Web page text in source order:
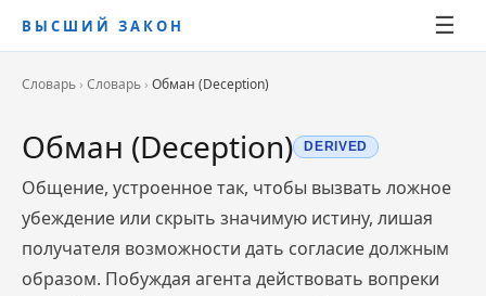
ВЫСШИЙ ЗАКОН ☰
Словарь › Словарь › Обман (Deception)
Обман (Deception) DERIVED
Общение, устроенное так, чтобы вызвать ложное
убеждение или скрыть значимую истину, лишая
получателя возможности дать согласие должным
образом. Побуждая агента действовать вопреки